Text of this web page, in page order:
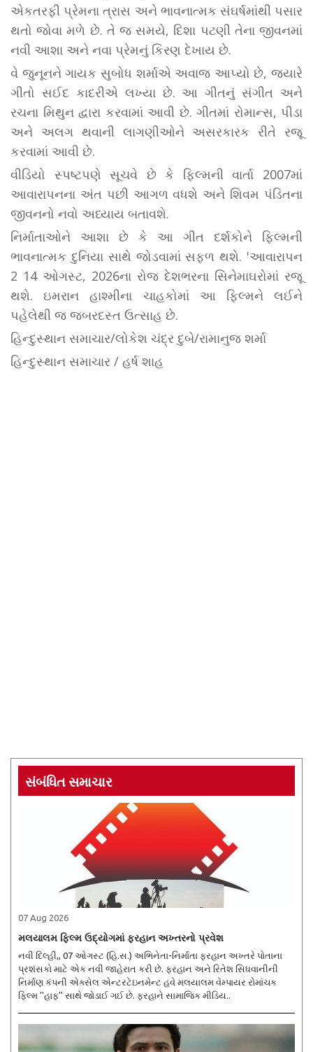
એકતરફી પ્રેમના ત્રાસ અને ભાવનાત્મક સંઘર્ષમાંથી પસાર
થતો જોવા મળે છે. તે જ સમયે, દિશા પટણી તેના જીવનમાં
નવી આશા અને નવા પ્રેમનું કિરણ દેખાય છે.
વે જુનૂનને ગાયક સુબોધ શર્માએ અવાજ આપ્યો છે, જ્યારે
ગીતો સઈદ કાદરીએ લખ્યા છે. આ ગીતનું સંગીત અને
રચના મિથુન દ્વારા કરવામાં આવી છે. ગીતમાં રોમાન્સ, પીડા
અને અલગ થવાની લાગણીઓને અસરકારક રીતે રજૂ
કરવામાં આવી છે.
વીડિયો સ્પષ્ટપણે સૂચવે છે કે ફિલ્મની વાર્તા 2007માં
આવારાપનના અંત પછી આગળ વધશે અને શિવમ પંડિતના
જીવનનો નવો અધ્યાય બતાવશે.
નિર્માતાઓને આશા છે કે આ ગીત દર્શકોને ફિલ્મની
ભાવનાત્મક દુનિયા સાથે જોડવામાં સફળ થશે. 'આવારાપન
2 14 ઓગસ્ટ, 2026ના રોજ દેશભરના સિનેમાઘરોમાં રજૂ
થશે. ઇમરાન હાશ્મીના ચાહકોમાં આ ફિલ્મને લઈને
પહેલેથી જ જબરદસ્ત ઉત્સાહ છે.
હિન્દુસ્થાન સમાચાર/લોકેશ ચંદ્ર દુબે/રામાનુજ શર્મા
હિન્દુસ્થાન સમાચાર / હર્ષ શાહ
સંબંધિત સમાચાર
07 Aug 2026
મલયાલમ ફિલ્મ ઉદ્યોગમાં ફરહાન અખ્તરનો પ્રવેશ
નવી દિલ્હી,, 07 ઓગસ્ટ (હિ.સ.) અભિનેતા-નિર્માતા ફરહાન અખ્તરે પોતાના
પ્રશંસકો માટે એક નવી જાહેરાત કરી છે. ફરહાન અને રિતેશ સિધવાનીની
નિર્માણ કંપની એક્સેલ એન્ટરટેઇનમેન્ટ હવે મલયાલમ વેમ્પાયર રોમાંચક
ફિલ્મ ''હાફ'' સાથે જોડાઈ ગઈ છે. ફરહાને સામાજિક મીડિય..